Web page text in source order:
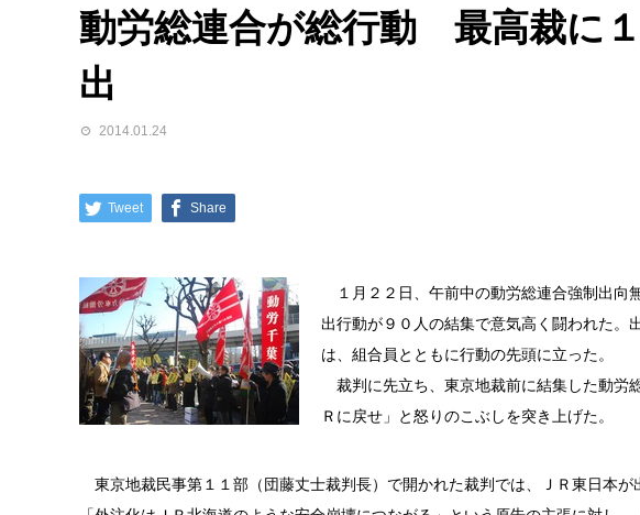
動労総連合が総行動 最高裁に
出
2014.01.24
Tweet Share
１月２２日、午前中の動労総連合強制出向
出行動が９０人の結集で意気高く闘われた。
は、組合員とともに行動の先頭に立った。
裁判に先立ち、東京地裁前に結集した動労
Ｒに戻せ」と怒りのこぶしを突き上げた。
東京地裁民事第１１部（団藤丈士裁判長）で開かれた裁判では、ＪＲ東日本